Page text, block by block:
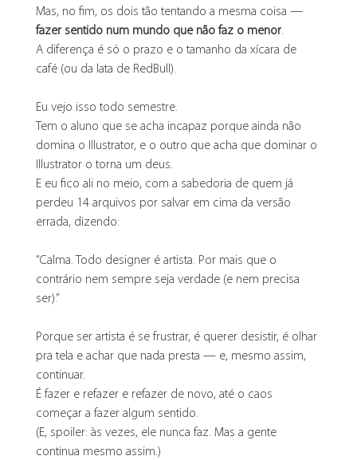
Mas, no fim, os dois tão tentando a mesma coisa —
fazer sentido num mundo que não faz o menor.
A diferença é só o prazo e o tamanho da xícara de
café (ou da lata de RedBull).
Eu vejo isso todo semestre.
Tem o aluno que se acha incapaz porque ainda não
domina o Illustrator, e o outro que acha que dominar o
Illustrator o torna um deus.
E eu fico ali no meio, com a sabedoria de quem já
perdeu 14 arquivos por salvar em cima da versão
errada, dizendo:
“Calma. Todo designer é artista. Por mais que o
contrário nem sempre seja verdade (e nem precisa
ser).”
Porque ser artista é se frustrar, é querer desistir, é olhar
pra tela e achar que nada presta — e, mesmo assim,
continuar.
É fazer e refazer e refazer de novo, até o caos
começar a fazer algum sentido.
(E, spoiler: às vezes, ele nunca faz. Mas a gente
continua mesmo assim.)